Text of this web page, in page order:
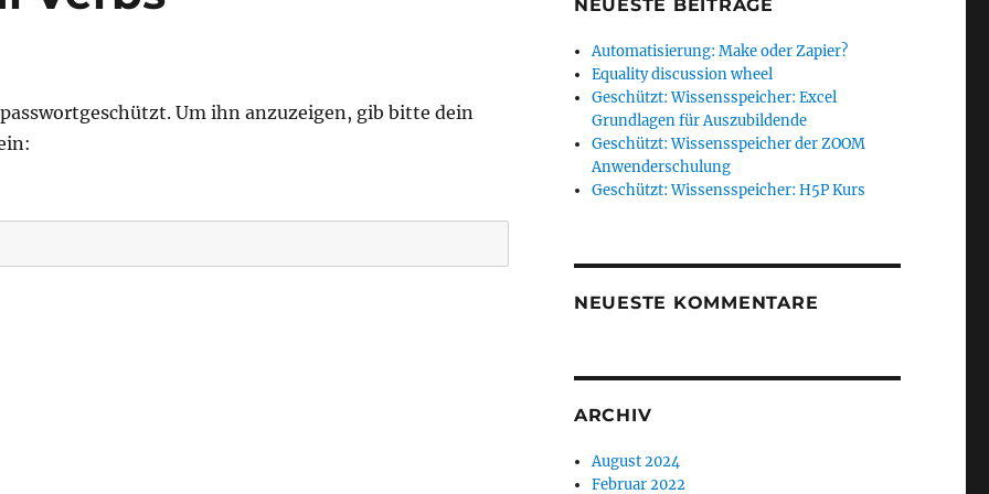
Um ihn anzuzeigen, gib bitte dein
NEUESTE BEITRÄGE
Automatisierung: Make oder Zapier?
Equality discussion wheel
Geschützt: Wissensspeicher: Excel
Grundlagen für Auszubildende
Geschützt: Wissensspeicher der ZOOM
Anwenderschulung
Geschützt: Wissensspeicher: H5P Kurs
NEUESTE KOMMENTARE
ARCHIV
August 2024
Februar 2022